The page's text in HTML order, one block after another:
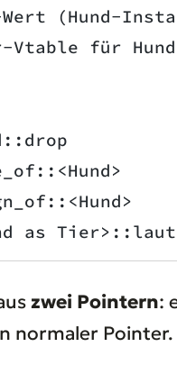
(Hund-
Vtable für
as
zwei Pointern:
normaler Pointer.